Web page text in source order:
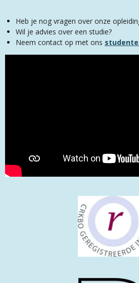
Heb je nog vragen over onze
Wil je advies over een studie?
Neem contact op met ons